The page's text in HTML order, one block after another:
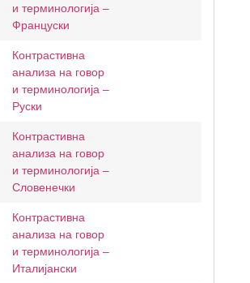
и терминологија –
Француски
Контрастивна
анализа на говор
и терминологија –
Руски
Контрастивна
анализа на говор
и терминологија –
Словенечки
Контрастивна
анализа на говор
и терминологија –
Италијански